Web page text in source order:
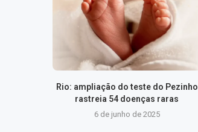
Rio: ampliação do teste do Pezinho
rastreia 54 doenças raras
6 de junho de 2025